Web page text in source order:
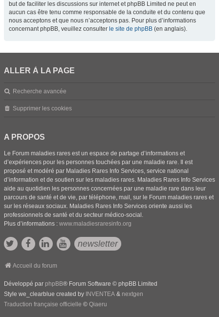
but de faciliter les discussions sur internet et phpBB Limited ne peut en
aucun cas être tenu comme responsable de la conduite et du contenu que
nous acceptons et que nous n’acceptons pas. Pour plus d’informations
concernant phpBB, veuillez consulter le site de phpBB (en anglais).
ALLER À LA PAGE
Recherche avancée
Supprimer les cookies
A PROPOS
Le Forum maladies rares est un espace de partage d’informations et
d’expériences pour les personnes touchées par une maladie rare. Il est
proposé et modéré par Maladies Rares Info Services, service national
d’information et de soutien sur les maladies rares. Maladies Rares Info Services
aide au quotidien les personnes concernées par une maladie rare dans leur
parcours de santé et de vie, par téléphone, mail, sur le Forum maladies rares et
sur les réseaux sociaux. Maladies Rares Info Services oriente aussi les
professionnels de santé et du secteur médico-social.
Plus d’informations : www.maladiesraresinfo.org
newsletter
Accueil du forum
Développé par phpBB® Forum Software © phpBB Limited
Style we_clearblue created by INVENTEA & nextgen
Traduction française officielle © Qiaeru